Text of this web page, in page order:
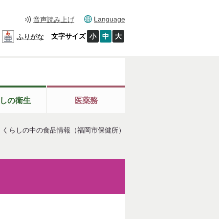
音声読み上げ Language
ふりがな 文字サイズ 小 中 大
の衛生 医薬務
くらしの中の食品情報（福岡市保健所）